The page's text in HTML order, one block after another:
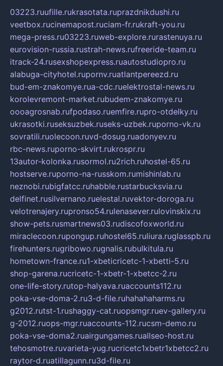
03223.ruufille.rukrasotata.ruprazdnikdushi.ru
veetbox.rucinemapost.ruciam-fr.rukraft-you.ru
mega-press.ru03223.ruweb-explore.rurastenuya.ru
eurovision-russia.rustrah-news.rufreeride-team.ru
itrack-24.rusexshopexpress.ruautostudiopro.ru
alabuga-cityhotel.rupornv.ruatlantpereezd.ru
bud-em-znakomye.rua-cdc.ruelektrostal-news.ru
korolevremont-market.rubudem-znakomye.ru
oooagrosnab.rufpodaso.ruemfire.rupro-otdelky.ru
ukrasotki.ruseksuzbek.ruseks-uzbek.ruporno-vk.ru
sovratili.ruolecoon.ruvd-dosug.ruadonyev.ru
rbc-news.ruporno-skvirt.rukrospr.ru
13autor-kolonka.rusormol.ru2rich.ruhostel-65.ru
hostserve.ruporno-na-russkom.rumishinlab.ru
neznobi.rubigfatcc.ruhabble.rustarbucksvia.ru
delfinet.rusilvernano.ruelestal.ruvektor-doroga.ru
velotrenajery.rupronso54.rulenasever.rulovinskix.ru
show-pets.rusmartnews03.rudiscofoxworld.ru
miraclecoon.rupongup.ruhostel65.ruliura.ruglasspb.ru
firehunters.rugribowo.rugnalis.rubulkitula.ru
hometown-france.ru1-xbeticricetc-1-xbetti-5.ru
shop-garena.rucricetc-1-xbetr-1-xbetcc-2.ru
one-life-story.rutop-halyava.ruaccounts112.ru
poka-vse-doma-2.ru3-d-file.ruhahahaharms.ru
g2012.rutst-1.rushaggy-cat.ruopsmgr.ruev-gallery.ru
g-2012.ruops-mgr.ruaccounts-112.rucsm-demo.ru
poka-vse-doma2.ruairgungames.ruallseo-host.ru
tehosmotre.ruvarieta-yug.rucricetc1xbetr1xbetcc2.ru
raytor-d.ruatillagunn.ru3d-file.ru